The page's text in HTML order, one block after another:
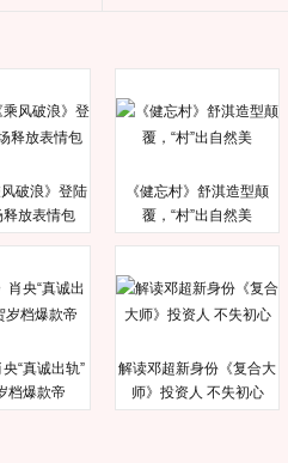
破浪》登陆
放表情包
《健忘村》舒淇造型颠
覆，“村”出自然美
央“真诚出轨”
档爆款帝
解读邓超新身份《复合大
师》投资人 不失初心